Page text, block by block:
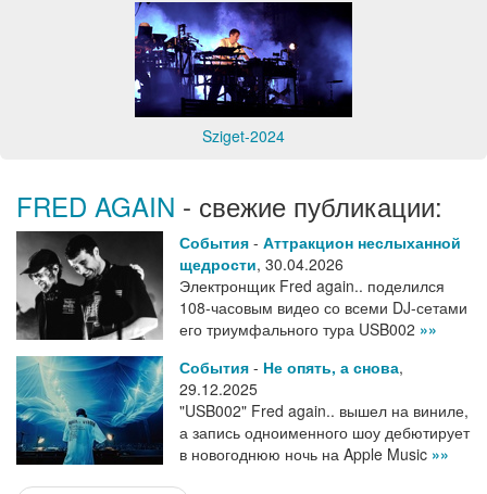
Sziget-2024
FRED AGAIN - свежие публикации:
События - Аттракцион неслыханной
щедрости, 30.04.2026
Электронщик Fred again.. поделился
108-часовым видео со всеми DJ-сетами
его триумфального тура USB002 »»
События - Не опять, а снова,
29.12.2025
"USB002" Fred again.. вышел на виниле,
а запись одноименного шоу дебютирует
в новогоднюю ночь на Apple Music »»